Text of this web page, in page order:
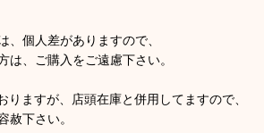
、個人差がありますので、
は、ご購入をご遠慮下さい。
ますが、店頭在庫と併用してますので、
赦下さい。